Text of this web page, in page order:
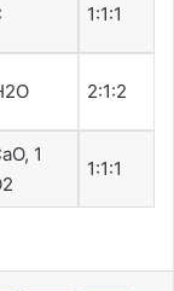
1:1:1
2:1:2
1
1:1:1